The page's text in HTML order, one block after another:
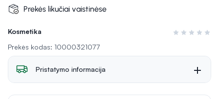
Kosmetika
Įvertinimas 0
Prekės kodas: 10000321077
Prekės likučiai vaistinėse
Pristatymo informacija